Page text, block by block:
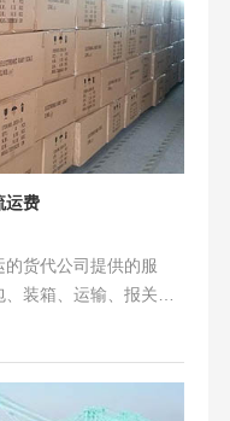
运费
货代公司提供的服
装箱、运输、报关、
等各环节协调合作，
报告以及综合物流服
要关注其专业资质、